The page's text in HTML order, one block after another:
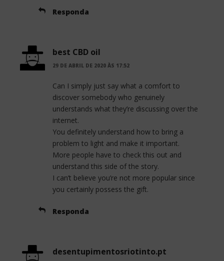
Responda
best CBD oil
29 DE ABRIL DE 2020 ÀS 17:52
Can I simply just say what a comfort to
discover somebody who genuinely
understands what they’re discussing over the
internet.
You definitely understand how to bring a
problem to light and make it important.
More people have to check this out and
understand this side of the story.
I can’t believe you’re not more popular since
you certainly possess the gift.
Responda
desentupimentosriotinto.pt